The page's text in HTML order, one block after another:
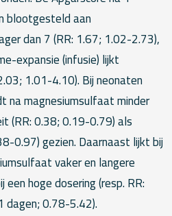
blootgesteld aan
dan 7 (RR: 1.67; 1.02-2.73),
expansie (infusie) lijkt
1.01-4.10). Bij neonaten
na magnesiumsulfaat minder
(RR: 0.38; 0.19-0.79) als
0.97) gezien. Daarnaast lijkt bij
vaker en langere
hoge dosering (resp. RR:
dagen; 0.78-5.42).